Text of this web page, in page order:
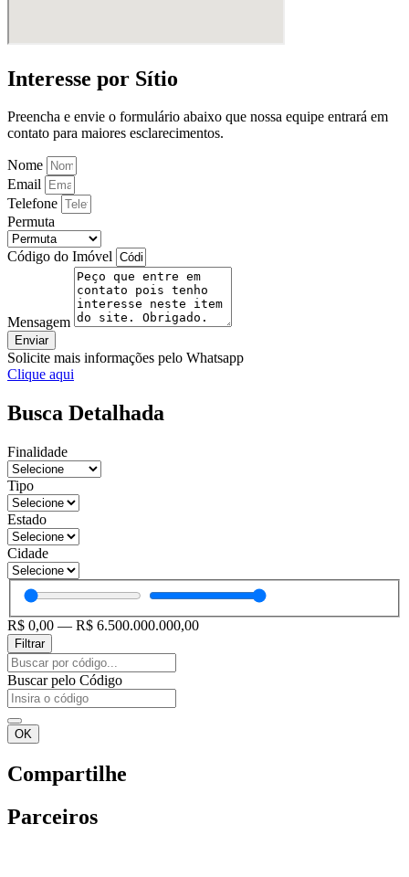
Interesse por Sítio
Preencha e envie o formulário abaixo que nossa equipe entrará em
contato para maiores esclarecimentos.
Nome
Email
Telefone
Permuta
Código do Imóvel
Mensagem
Enviar
Solicite mais informações pelo Whatsapp
Clique aqui
Busca Detalhada
Finalidade
Tipo
Estado
Cidade
R$ 0,00 — R$ 6.500.000.000,00
Filtrar
Pesquisar
...
Buscar pelo Código
OK
Compartilhe
Parceiros